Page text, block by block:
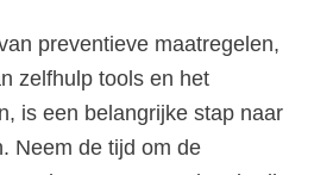
preventieve maatregelen,
zelfhulp tools en het
is een belangrijke stap naar
Neem de tijd om de